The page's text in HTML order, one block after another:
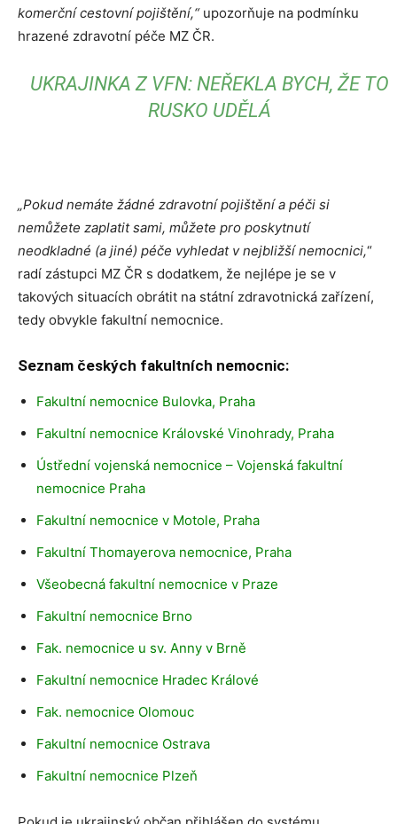
komerční cestovní pojištění,“ upozorňuje na podmínku
hrazené zdravotní péče MZ ČR.
UKRAJINKA Z VFN: NEŘEKLA BYCH, ŽE TO
RUSKO UDĚLÁ
„Pokud nemáte žádné zdravotní pojištění a péči si
nemůžete zaplatit sami, můžete pro poskytnutí
neodkladné (a jiné) péče vyhledat v nejbližší nemocnici,“
radí zástupci MZ ČR s dodatkem, že nejlépe je se v
takových situacích obrátit na státní zdravotnická zařízení,
tedy obvykle fakultní nemocnice.
Seznam českých fakultních nemocnic:
Fakultní nemocnice Bulovka, Praha
Fakultní nemocnice Královské Vinohrady, Praha
Ústřední vojenská nemocnice – Vojenská fakultní
nemocnice Praha
Fakultní nemocnice v Motole, Praha
Fakultní Thomayerova nemocnice, Praha
Všeobecná fakultní nemocnice v Praze
Fakultní nemocnice Brno
Fak. nemocnice u sv. Anny v Brně
Fakultní nemocnice Hradec Králové
Fak. nemocnice Olomouc
Fakultní nemocnice Ostrava
Fakultní nemocnice Plzeň